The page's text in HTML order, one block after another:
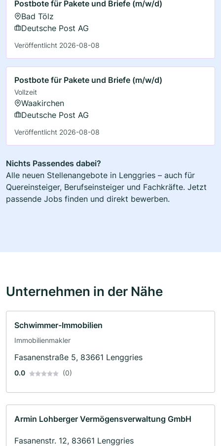
Postbote für Pakete und Briefe (m/w/d)
Bad Tölz
Deutsche Post AG
Veröffentlicht 2026-08-08
Postbote für Pakete und Briefe (m/w/d)
Vollzeit
Waakirchen
Deutsche Post AG
Veröffentlicht 2026-08-08
Nichts Passendes dabei?
Alle neuen Stellenangebote in Lenggries – auch für
Quereinsteiger, Berufseinsteiger und Fachkräfte. Jetzt
passende Jobs finden und direkt bewerben.
Unternehmen in der Nähe
Schwimmer-Immobilien
Immobilienmakler
Fasanenstraße 5, 83661 Lenggries
0.0 (0)
Armin Lohberger Vermögensverwaltung GmbH
Fasanenstr. 12, 83661 Lenggries